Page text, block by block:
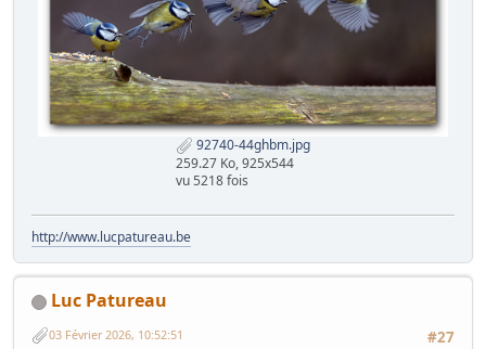
92740-44ghbm.jpg
259.27 Ko, 925x544
vu 5218 fois
http://www.lucpatureau.be
Luc Patureau
#27
03 Février 2026, 10:52:51